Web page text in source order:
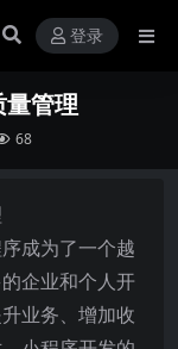
登录
管理
68
成为了一个越
企业和个人开
业务、增加收